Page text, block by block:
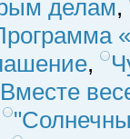
делам,
,
Вместе